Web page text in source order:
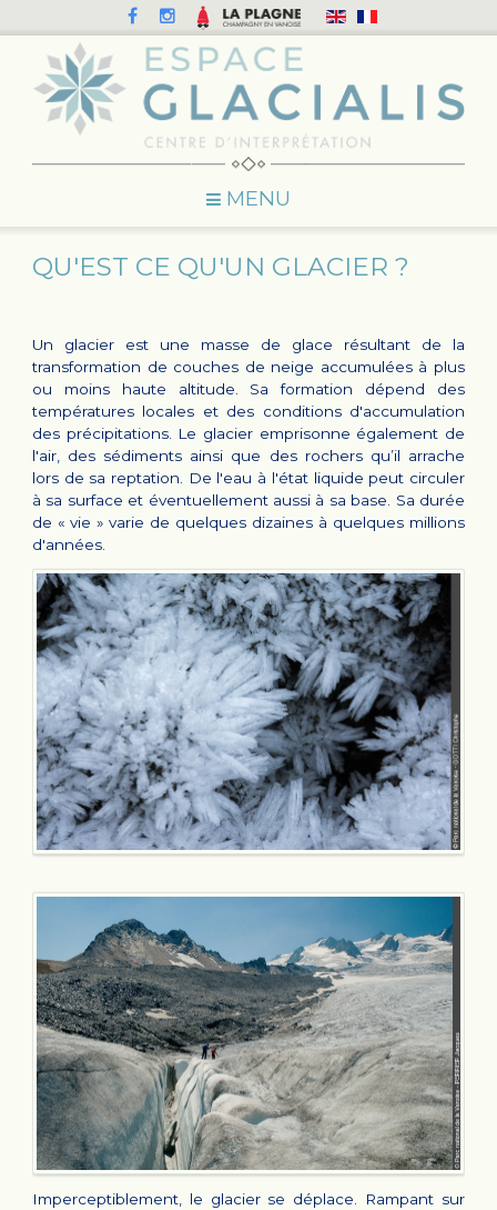
MENU
QU'EST CE QU'UN GLACIER ?
Un glacier est une masse de glace résultant de la
transformation de couches de neige accumulées à plus
ou moins haute altitude. Sa formation dépend des
températures locales et des conditions d'accumulation
des précipitations. Le glacier emprisonne également de
l'air, des sédiments ainsi que des rochers qu’il arrache
lors de sa reptation. De l'eau à l'état liquide peut circuler
à sa surface et éventuellement aussi à sa base. Sa durée
de « vie » varie de quelques dizaines à quelques millions
d'années.
Imperceptiblement, le glacier se déplace. Rampant sur